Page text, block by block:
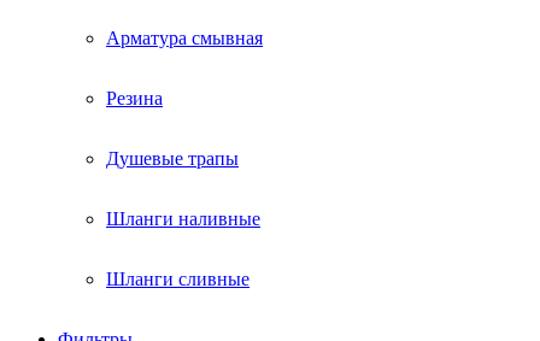
Арматура смывная
Резина
Душевые трапы
Шланги наливные
Шланги сливные